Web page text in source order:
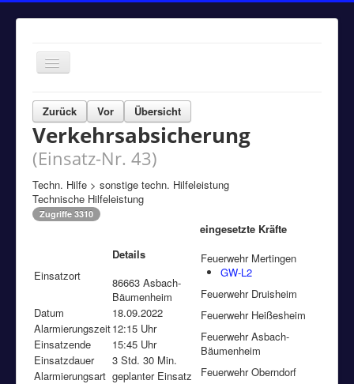
Navigation
an/aus
Home
Einsätze
Aktuelles
Über uns
Fuhrpark
Zurück Vor Übersicht
Verkehrsabsicherung
(Einsatz-Nr. 43)
Techn. Hilfe > sonstige techn. Hilfeleistung
Technische Hilfeleistung
Zugriffe 3310
Einsatzort
Details
86663 Asbach-
Bäumenheim
Datum
18.09.2022
Alarmierungszeit12:15 Uhr
Einsatzende
15:45 Uhr
Einsatzdauer
3 Std. 30 Min.
Alarmierungsart geplanter Einsatz
eingesetzte Kräfte
Feuerwehr Mertingen
GW-L2
Feuerwehr Druisheim
Feuerwehr Heißesheim
Feuerwehr Asbach-
Bäumenheim
Feuerwehr Oberndorf